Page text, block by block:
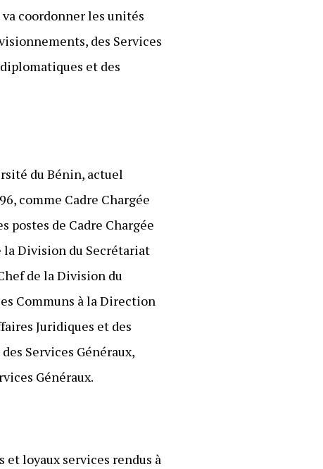
coordonner les unités
des Services
et des
du Bénin, actuel
comme Cadre Chargée
postes de Cadre Chargée
la Division du Secrétariat
de la Division du
Communs à la Direction
Juridiques et des
Services Généraux,
Généraux.
et loyaux services rendus à